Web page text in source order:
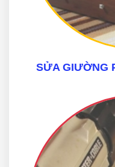
SỬA GIƯỜNG